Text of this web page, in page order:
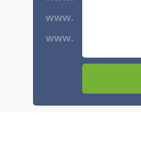
www.
www.